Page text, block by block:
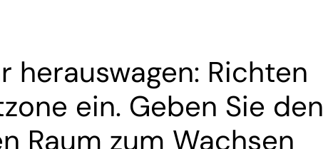
herauswagen: Richten
ein. Geben Sie den
Raum zum Wachsen